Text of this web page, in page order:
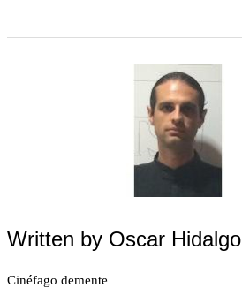
Written by Oscar Hidalgo
Cinéfago demente